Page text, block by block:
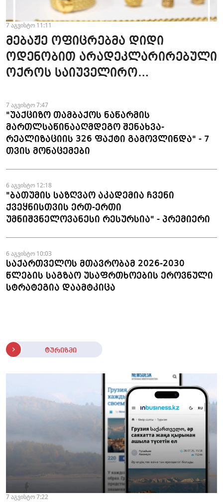
7 აგვისტო 11:11
მებაჟე ოფიცრებმა დიდი
ოდენობით არადეკლარირებული
ოქროს საიუველირო
ფაქტები აღკვეთეს
7 აგვისტო 7:47
"უაქციზო თამბაქოს ნაწარმის
მართლსაწინააღმდეგო შენახვა-
რეალიზაციის 326 ფაქტი გამოვლინდა" - 7
თვის მონაცემები
6 აგვისტო 12:18
"ბათუმის საზღვაო აკადემია ჩვენი
ქვეყნისთვის ერთ-ერთი
უმნიშვნელოვანესი რესურსია" - პრემიერი
6 აგვისტო 10:03
საქართველოს მთავრობამ 2026-2030
წლების საგზაო უსაფრთხოების ეროვნული
სტრატეგია დაამტკიცა
ტურიზმი
7 აგვისტო 7:22